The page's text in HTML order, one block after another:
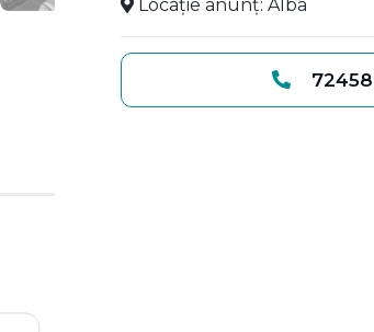
Locație anunț: Alba